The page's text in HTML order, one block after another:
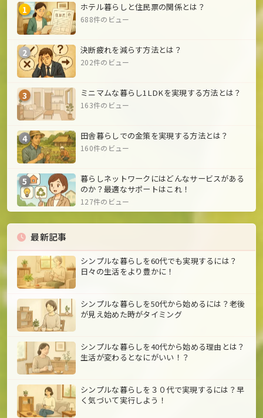
1 ホテル暮らしと住民票の関係とは？
688件のビュー
2 決断疲れを減らす方法とは？
202件のビュー
3 ミニマムな暮らし1LDKを実現する方法とは？
163件のビュー
4 田舎暮らしでの金策を実現する方法とは？
160件のビュー
5
暮らしネットワークにはどんなサービスがある
のか？最適なサポートはこれ！
127件のビュー
最新記事
シンプルな暮らしを60代でも実現するには？
日々の生活をより豊かに！
シンプルな暮らしを50代から始めるには？老後
が見え始めた時がタイミング
シンプルな暮らしを40代から始める理由とは？
生活が変わるとなにがいい！？
シンプルな暮らしを３０代で実現するには？早
く気づいて実行しよう！